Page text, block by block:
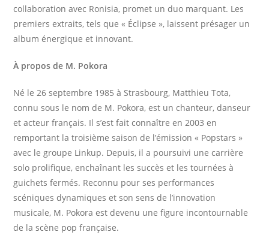
collaboration avec Ronisia, promet un duo marquant. Les
premiers extraits, tels que « Éclipse », laissent présager un
album énergique et innovant.​
À propos de M. Pokora
Né le 26 septembre 1985 à Strasbourg, Matthieu Tota,
connu sous le nom de M. Pokora, est un chanteur, danseur
et acteur français. Il s’est fait connaître en 2003 en
remportant la troisième saison de l’émission « Popstars »
avec le groupe Linkup. Depuis, il a poursuivi une carrière
solo prolifique, enchaînant les succès et les tournées à
guichets fermés. Reconnu pour ses performances
scéniques dynamiques et son sens de l’innovation
musicale, M. Pokora est devenu une figure incontournable
de la scène pop française.